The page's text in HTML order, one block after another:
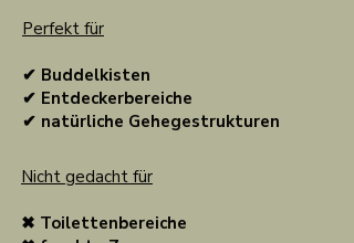
Perfekt für
✔ Buddelkisten
✔ Entdeckerbereiche
✔ natürliche Gehegestrukturen
Nicht gedacht für
✖ Toilettenbereiche